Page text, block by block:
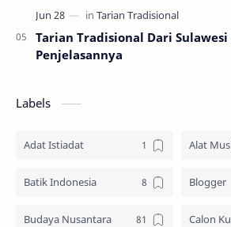
Tarian Tradisional Dari Sulawesi
Penjelasannya
Labels
Adat Istiadat Alat
Batik Indonesia Blogger
Budaya Nusantara